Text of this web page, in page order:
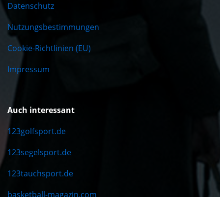
Datenschutz
Nutzungsbestimmungen
Cookie-Richtlinien (EU)
Impressum
Auch interessant
123golfsport.de
123segelsport.de
123tauchsport.de
basketball-magazin.com